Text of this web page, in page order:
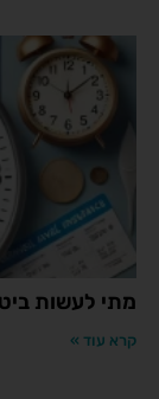
מתי לעשות
קרא עוד »